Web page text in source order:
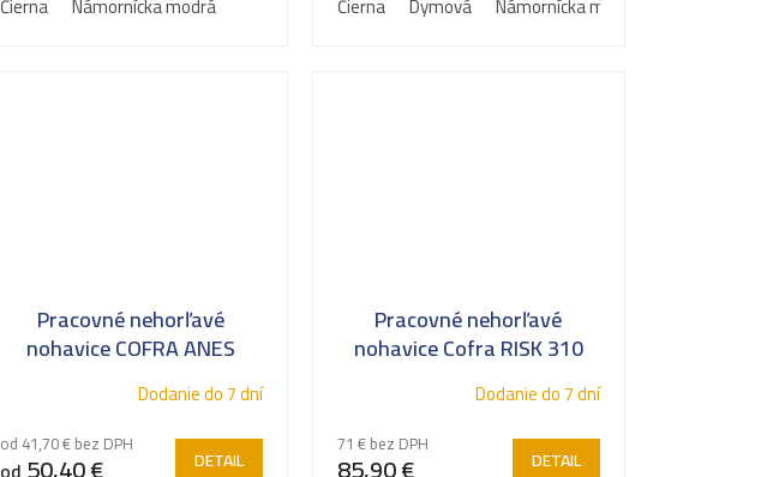
Pracovné nehorľavé
nohavice COFRA ANES
Dodanie do 7 dní
od 41,70 € bez DPH
DETAIL
Pracovné nehorľavé
nohavice Cofra RISK 310
Dodanie do 7 dní
71 € bez DPH
DETAIL